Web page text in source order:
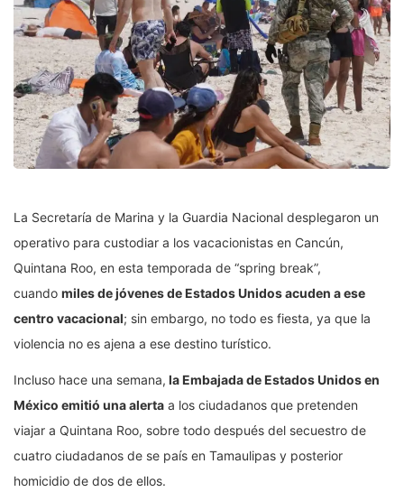
La Secretaría de Marina y la Guardia Nacional desplegaron un
operativo para custodiar a los vacacionistas en Cancún,
Quintana Roo, en esta temporada de “spring break”,
cuando miles de jóvenes de Estados Unidos acuden a ese
centro vacacional; sin embargo, no todo es fiesta, ya que la
violencia no es ajena a ese destino turístico.
Incluso hace una semana, la Embajada de Estados Unidos en
México emitió una alerta a los ciudadanos que pretenden
viajar a Quintana Roo, sobre todo después del secuestro de
cuatro ciudadanos de se país en Tamaulipas y posterior
homicidio de dos de ellos.